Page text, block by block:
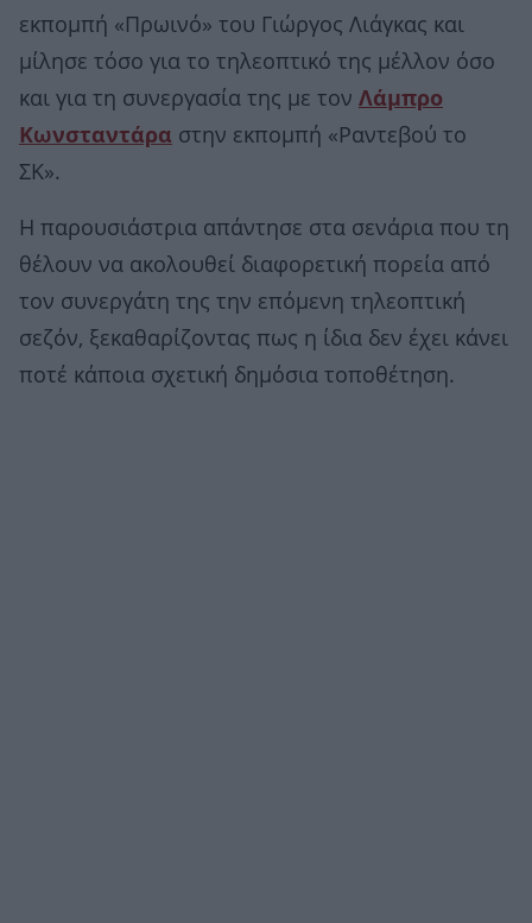
εκπομπή «Πρωινό» του Γιώργος Λιάγκας και
μίλησε τόσο για το τηλεοπτικό της μέλλον όσο
και για τη συνεργασία της με τον Λάμπρο
Κωνσταντάρα στην εκπομπή «Ραντεβού το
ΣΚ».
Η παρουσιάστρια απάντησε στα σενάρια που τη
θέλουν να ακολουθεί διαφορετική πορεία από
τον συνεργάτη της την επόμενη τηλεοπτική
σεζόν, ξεκαθαρίζοντας πως η ίδια δεν έχει κάνει
ποτέ κάποια σχετική δημόσια τοποθέτηση.